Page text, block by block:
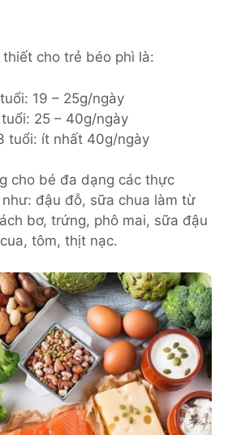
cho trẻ béo phì là:
19 – 25g/ngày
25 – 40g/ngày
tuổi: ít nhất 40g/ngày
cho bé đa dạng các thực
đậu đỗ, sữa chua làm từ
bơ, trứng, phô mai, sữa đậu
tôm, thịt nạc.